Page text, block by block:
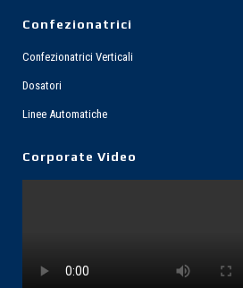
Confezionatrici
Confezionatrici Verticali
Dosatori
Linee Automatiche
Corporate Video